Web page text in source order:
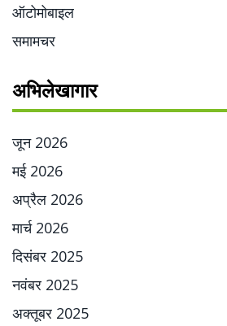
ऑटोमोबाइल
समामचर
अभिलेखागार
जून 2026
मई 2026
अप्रैल 2026
मार्च 2026
दिसंबर 2025
नवंबर 2025
अक्तूबर 2025